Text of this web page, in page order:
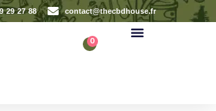
29 27 88 contact@thecbdhouse.fr
0